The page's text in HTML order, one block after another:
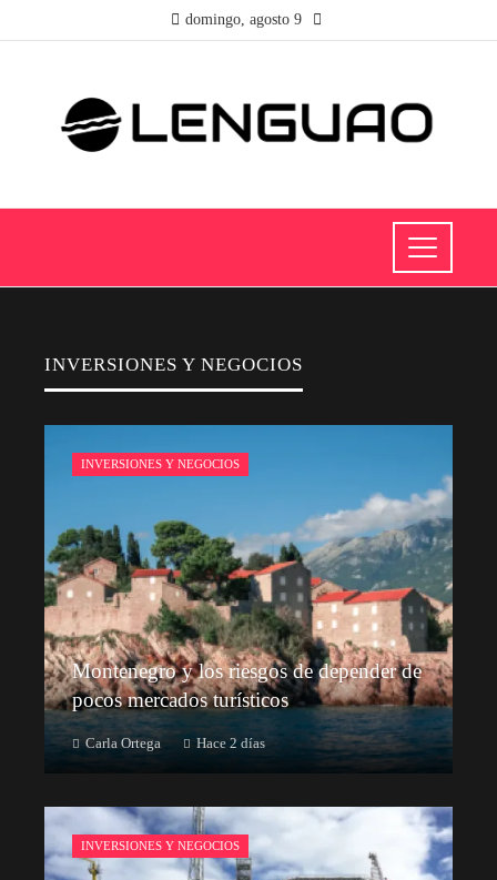
domingo, agosto 9
INVERSIONES Y NEGOCIOS
INVERSIONES Y NEGOCIOS
Montenegro y los riesgos de depender de
pocos mercados turísticos
Carla Ortega Hace 2 días
INVERSIONES Y NEGOCIOS